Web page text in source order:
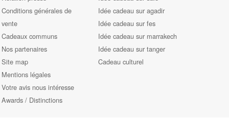
Conditions générales de
vente
Cadeaux communs
Nos partenaires
Site map
Mentions légales
Votre avis nous intéresse
Awards / Distinctions
Idée cadeau sur agadir
Idée cadeau sur fes
Idée cadeau sur marrakech
Idée cadeau sur tanger
Cadeau culturel